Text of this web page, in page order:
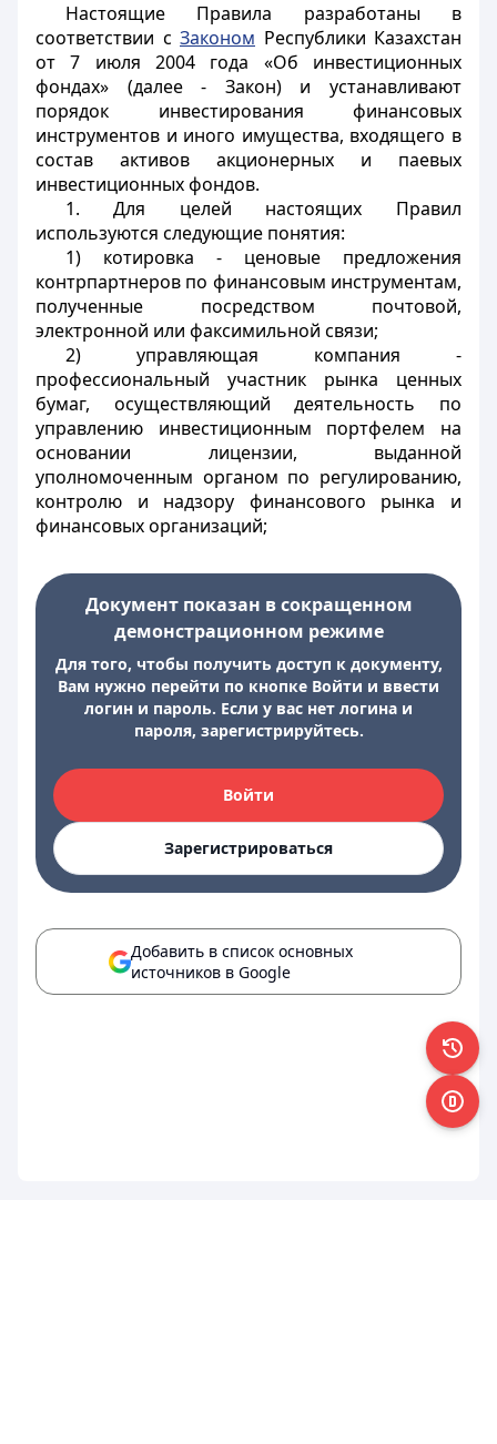
Настоящие Правила разработаны в
соответствии с Законом Республики Казахстан
от 7 июля 2004 года «Об инвестиционных
фондах» (далее - Закон) и устанавливают
порядок инвестирования финансовых
инструментов и иного имущества, входящего в
состав активов акционерных и паевых
инвестиционных фондов.
1. Для целей настоящих Правил
используются следующие понятия:
1) котировка - ценовые предложения
контрпартнеров по финансовым инструментам,
полученные посредством почтовой,
электронной или факсимильной связи;
2) управляющая компания -
профессиональный участник рынка ценных
бумаг, осуществляющий деятельность по
управлению инвестиционным портфелем на
основании лицензии, выданной
уполномоченным органом по регулированию,
контролю и надзору финансового рынка и
финансовых организаций;
Документ показан в сокращенном
демонстрационном режиме
Для того, чтобы получить доступ к документу,
Вам нужно перейти по кнопке Войти и ввести
логин и пароль. Если у вас нет логина и
пароля, зарегистрируйтесь.
Войти
Зарегистрироваться
Добавить в список основных
источников в Google